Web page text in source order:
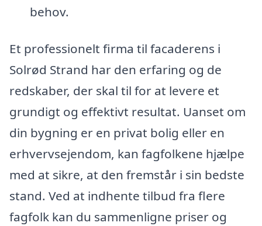
behov.
Et professionelt firma til facaderens i
Solrød Strand har den erfaring og de
redskaber, der skal til for at levere et
grundigt og effektivt resultat. Uanset om
din bygning er en privat bolig eller en
erhvervsejendom, kan fagfolkene hjælpe
med at sikre, at den fremstår i sin bedste
stand. Ved at indhente tilbud fra flere
fagfolk kan du sammenligne priser og